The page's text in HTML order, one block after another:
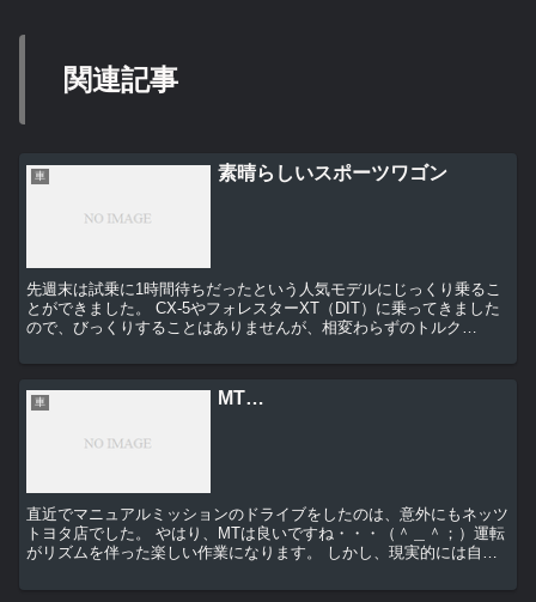
関連記事
車 素晴らしいスポーツワゴン
先週末は試乗に1時間待ちだったという人気モデルにじっくり乗るこ
とができました。 CX-5やフォレスターXT（DIT）に乗ってきました
ので、びっくりすることはありませんが、相変わらずのトルク
車 MT…
直近でマニュアルミッションのドライブをしたのは、意外にもネッツ
トヨタ店でした。 やはり、MTは良いですね・・・（＾＿＾；）運転
がリズムを伴った楽しい作業になります。 しかし、現実的には自分